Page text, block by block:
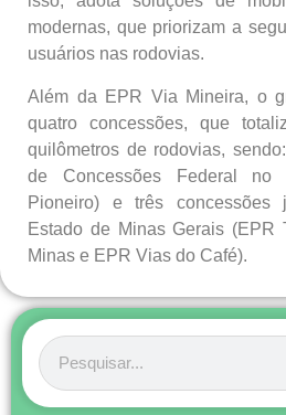
modernas, que priorizam a
usuários nas rodovias.
Além da EPR Via Mineira, o
quatro concessões, que
quilômetros de rodovias,
de Concessões Federal no
Pioneiro) e três
Estado de Minas Gerais (EPR
Minas e EPR Vias do Café).